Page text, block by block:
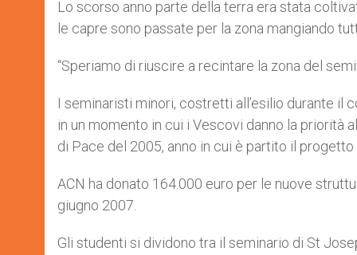
Lo scorso anno parte della terra era stata
le capre sono passate per la zona mangiando
“Speriamo di riuscire a recintare la zona del
I seminaristi minori, costretti all’esilio durante il
in un momento in cui i Vescovi danno la priorità
di Pace del 2005, anno in cui è partito il
ACN ha donato 164.000 euro per le nuove
giugno 2007.
Gli studenti si dividono tra il seminario di St